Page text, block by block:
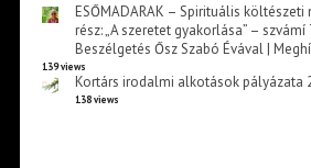
ESŐMADARAK – Spirituális költészeti
rész: „A szeretet gyakorlása” –
Beszélgetés Ősz Szabó Évával |
139 views
Kortárs irodalmi alkotások pályázata
138 views